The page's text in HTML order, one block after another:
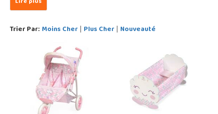
Trier Par: Moins Cher | Plus Cher | Nouveauté